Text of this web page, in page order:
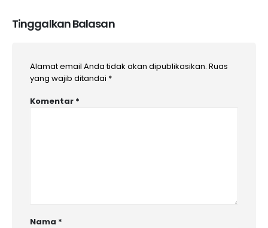
Tinggalkan Balasan
Alamat email Anda tidak akan dipublikasikan. Ruas
yang wajib ditandai *
Komentar *
Nama *